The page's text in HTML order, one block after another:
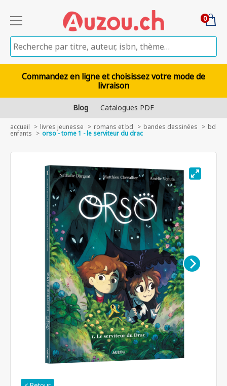
0
Commandez en ligne et choisissez votre mode de
livraison
Blog Catalogues PDF
accueil livres jeunesse romans et bd bandes dessinées bd
enfants orso - tome 1 - le serviteur du drac